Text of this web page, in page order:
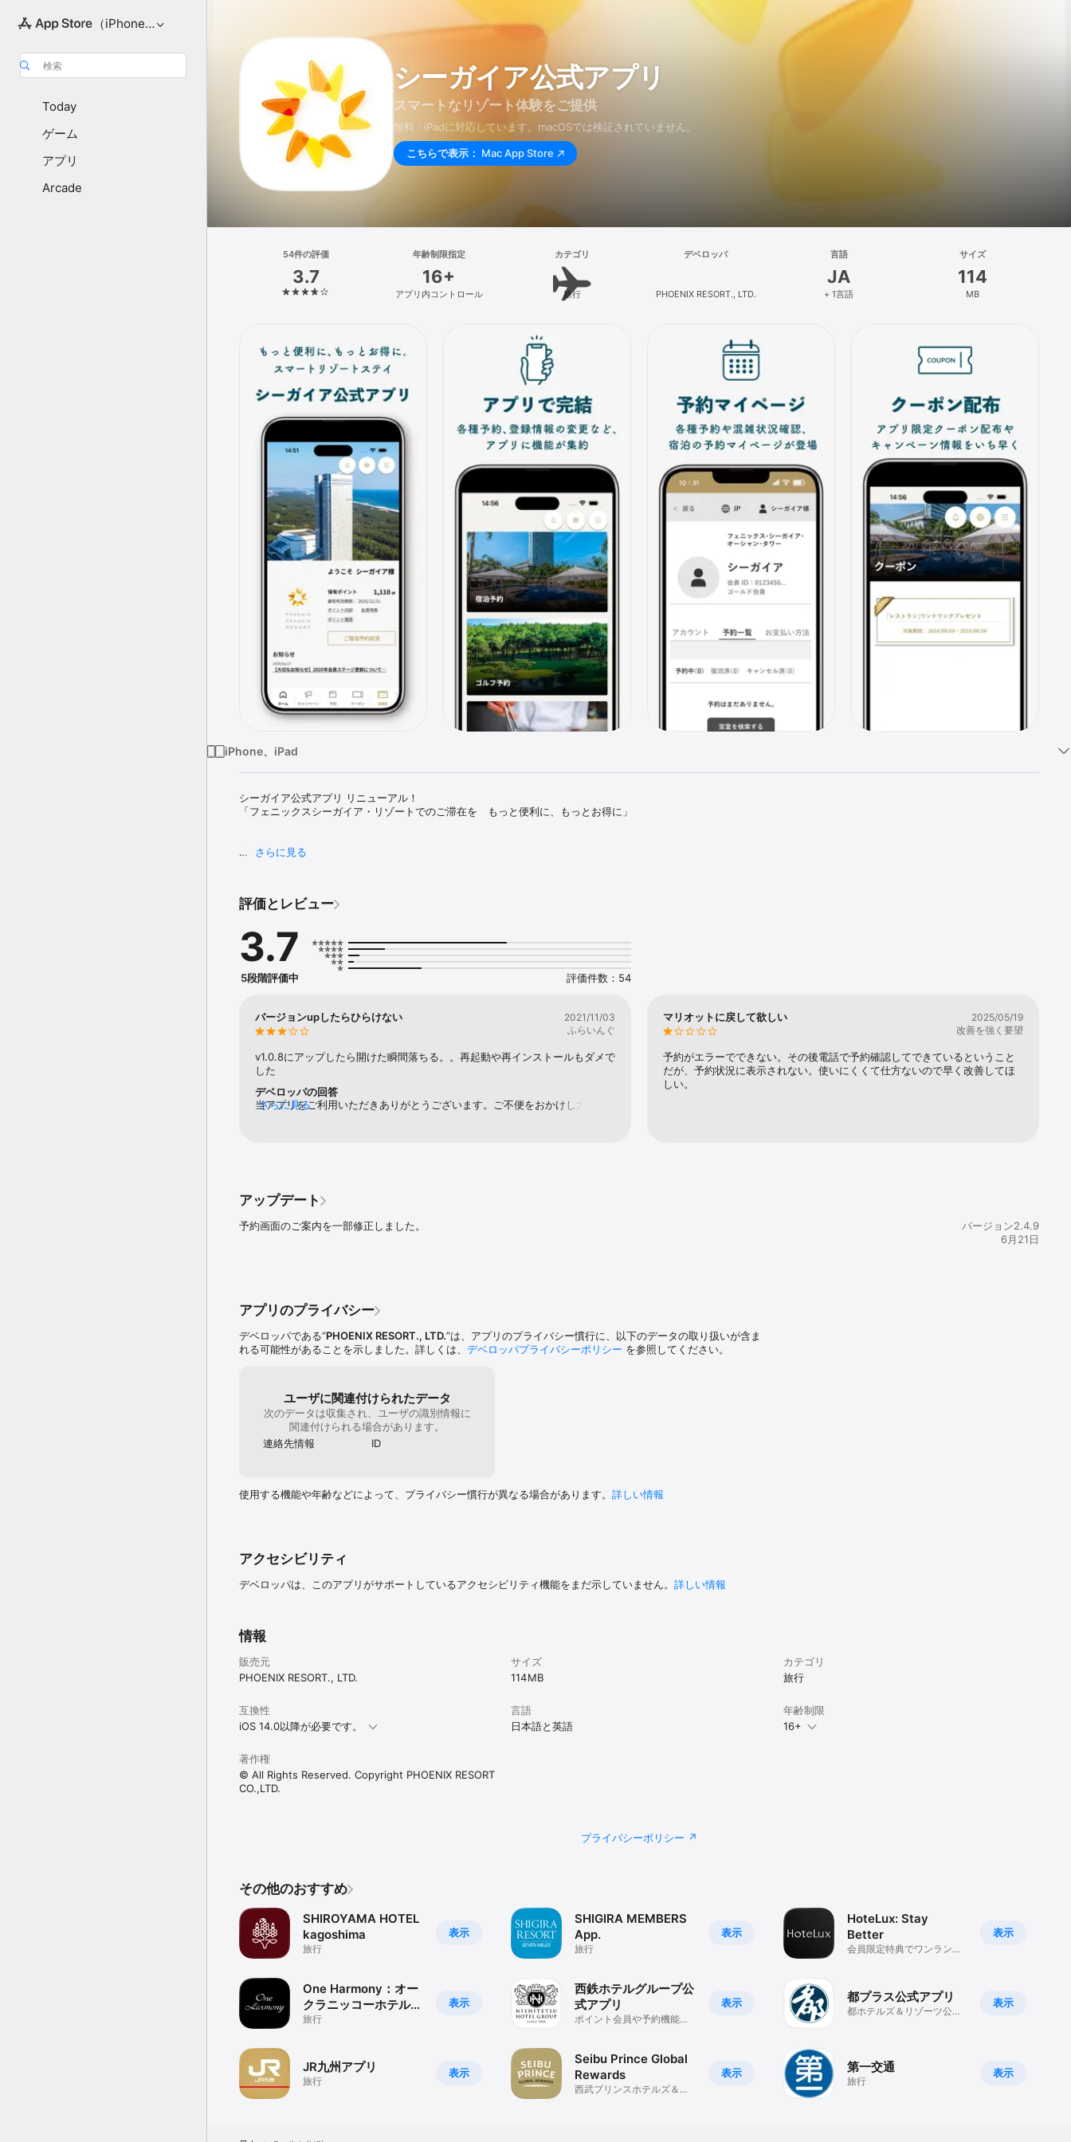
（iPhone向け）
検索
Today
ゲーム
アプリ
Arcade
シーガイア公式アプリ
スマートなリゾート体験をご提供
無料 · iPadに対応しています。macOSでは検証されていません。
こちらで表示： Mac App Store
54件の評価
3.7
年齢制限指定
16+
アプリ内コントロール
カテゴリ
旅行
デベロッパ
PHOENIX RESORT., LTD.
言語
JA
+ 1言語
サイズ
114
MB
iPhone、iPad
シーガイア公式アプリ リニューアル！
「フェニックスシーガイア・リゾートでのご滞在を　もっと便利に、もっとお得に」
■予約マイページ
各種予約や施設混雑状況の確認のほか、宿泊の予約マイページが登場！
アプリ限定のお得なクーポンやキャンペーン情報をいち早くGET!
■ポイントを贈る・受け取る
さらに見る
評価とレビュー
3.7
5段階評価中 評価件数：54
バージョンupしたらひらけない
2021/11/03
ふらいんぐ
v1.0.8にアップしたら開けた瞬間落ちる。。再起動や再インストールもダメで
した
デベロッパの回答
当アプリをご利用いただきありがとうございます。ご不便をおかけし大変申
さらに見る
マリオットに戻して欲しい
2025/05/19
改善を強く要望
予約がエラーでできない。その後電話で予約確認してできているということ
だが、予約状況に表示されない。使いにくくて仕方ないので早く改善してほ
しい。
アップデート
予約画面のご案内を一部修正しました。
バージョン2.4.9
6月21日
アプリのプライバシー
デベロッパである“PHOENIX RESORT., LTD.”は、アプリのプライバシー慣行に、以下のデータの取り扱いが含ま
れる可能性があることを示しました。詳しくは、 デベロッパプライバシーポリシー を参照してください。
ユーザに関連付けられたデータ
次のデータは収集され、ユーザの識別情報に
関連付けられる場合があります。
連絡先情報
ID
使用する機能や年齢などによって、プライバシー慣行が異なる場合があります。 詳しい情報
アクセシビリティ
デベロッパは、このアプリがサポートしているアクセシビリティ機能をまだ示していません。 詳しい情報
情報
販売元
PHOENIX RESORT., LTD.
サイズ
114 MB
カテゴリ
旅行
互換性
iOS 14.0以降が必要です。
言語
日本語と英語
年齢制限
16+
著作権
© All Rights Reserved. Copyright PHOENIX RESORT
CO.,LTD.
プライバシーポリシー
その他のおすすめ
表示
SHIROYAMA HOTEL
kagoshima
旅行
表示
One Harmony：オー
クラニッコーホテルズ
会員アプリ
旅行
表示
JR九州アプリ
旅行
表示
SHIGIRA MEMBERS
App.
旅行
表示
西鉄ホテルグループ公
式アプリ
ポイント会員や予約機能が
表示
Seibu Prince Global
Rewards
西武プリンスホテルズ＆リ
表示
HoteLux: Stay
Better
会員限定特典でワンランク
表示
都プラス公式アプリ
都ホテルズ＆リゾーツ公式
表示
第一交通
旅行